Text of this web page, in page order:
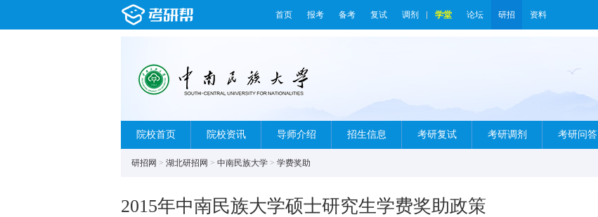
首页 报考 备考 复试 调剂 学堂 论坛 研招 资料
院校首页 院校资讯 导师介绍 招生信息 考研复试 考研调剂 考研问答
研招网 > 湖北研招网 > 中南民族大学 > 学费奖助
2015年中南民族大学硕士研究生学费奖助政策